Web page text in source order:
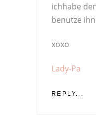
ichhabe
benutze
xoxo
Lady-Pa
REPLY...